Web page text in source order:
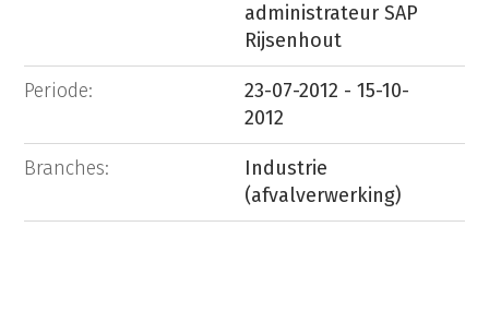
administrateur SAP
Rijsenhout
Periode:
23-07-2012 - 15-10-
2012
Branches:
Industrie
(afvalverwerking)